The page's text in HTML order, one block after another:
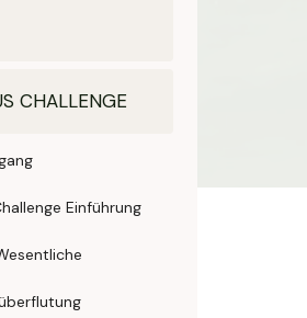
CHALLENGE
Einführung